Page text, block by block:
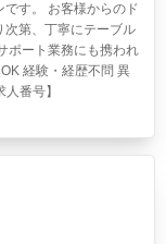
です。 お客様からのド
次第、丁寧にテーブル
ポート業務にも携われ
経験・経歴不問 異
番号】